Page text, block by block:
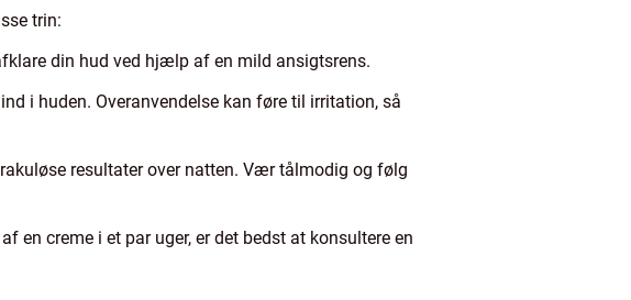
trin:
din hud ved hjælp af en mild ansigtsrens.
i huden. Overanvendelse kan føre til irritation, så
resultater over natten. Vær tålmodig og følg
en creme i et par uger, er det bedst at konsultere en